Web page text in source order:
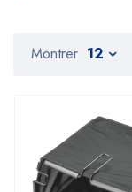
Montrer 12